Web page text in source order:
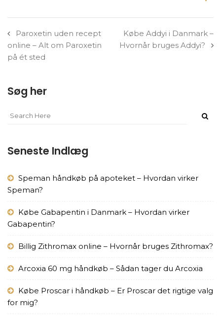
Paroxetin uden recept
online – Alt om Paroxetin
på ét sted
Købe Addyi i Danmark –
Hvornår bruges Addyi?
Søg her
Seneste Indlæg
Speman håndkøb på apoteket – Hvordan virker
Speman?
Købe Gabapentin i Danmark – Hvordan virker
Gabapentin?
Billig Zithromax online – Hvornår bruges Zithromax?
Arcoxia 60 mg håndkøb – Sådan tager du Arcoxia
Købe Proscar i håndkøb – Er Proscar det rigtige valg
for mig?